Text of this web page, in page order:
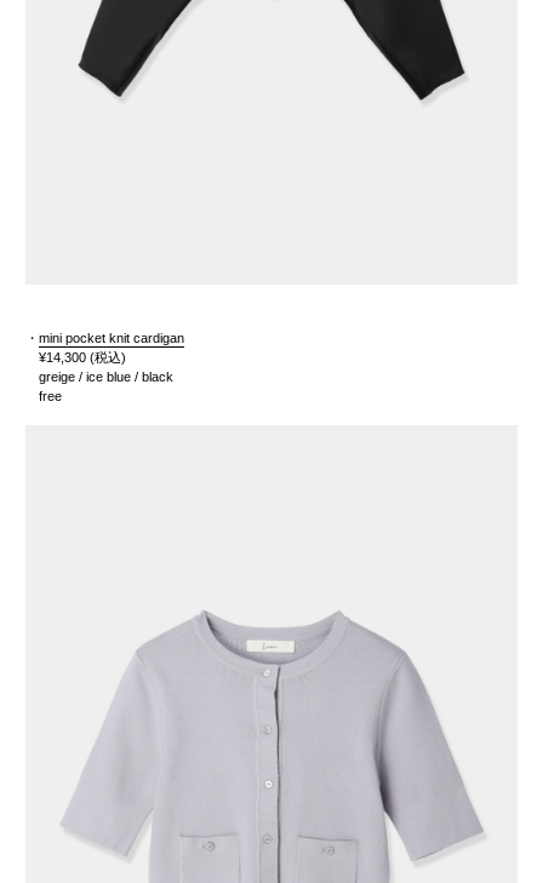
・ mini pocket knit cardigan
¥14,300 (税込)
greige / ice blue / black
free